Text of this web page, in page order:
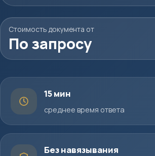
Стоимость документа от
По запросу
15 мин
среднее время ответа
Без навязывания